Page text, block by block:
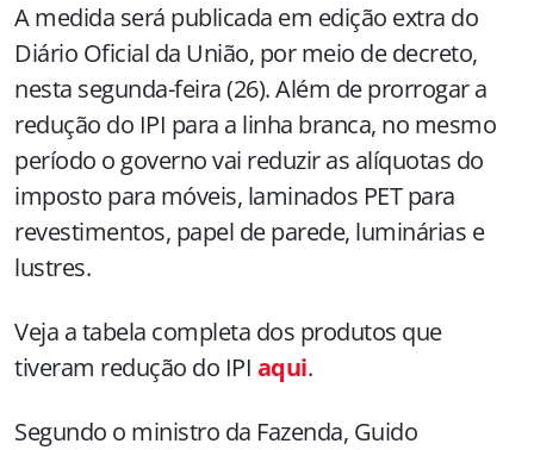
A medida será publicada em edição extra do
Diário Oficial da União, por meio de decreto,
nesta segunda-feira (26). Além de prorrogar a
redução do IPI para a linha branca, no mesmo
período o governo vai reduzir as alíquotas do
imposto para móveis, laminados PET para
revestimentos, papel de parede, luminárias e
lustres.
Veja a tabela completa dos produtos que
tiveram redução do IPI aqui.
Segundo o ministro da Fazenda, Guido